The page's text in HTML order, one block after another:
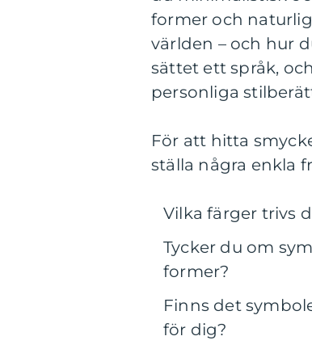
former och
världen – och hur
sättet ett språk,
personliga
För att hitta
ställa några enkla
Vilka färger trivs
Tycker du om
former?
Finns det
för dig?